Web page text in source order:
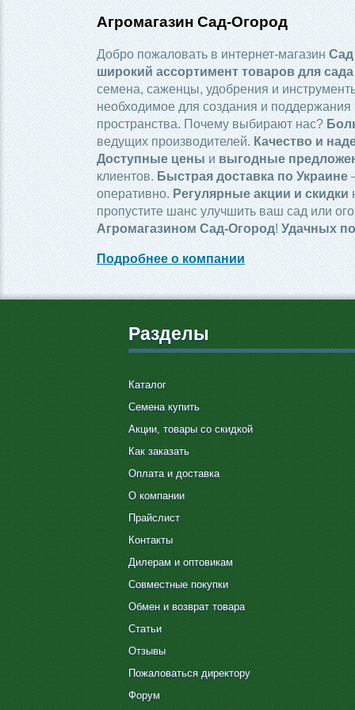
Агромагазин Сад-Огород
Добро пожаловать в интернет-магазин Сад
широкий ассортимент товаров для
семена, саженцы, удобрения и
необходимое для создания и поддержания
пространства. Почему выбирают нас?
ведущих производителей. Качество и
Доступные цены и выгодные
клиентов. Быстрая доставка по Украине
оперативно. Регулярные акции и скидки
пропустите шанс улучшить ваш сад или
Агромагазином Сад-Огород!Удачных
Подробнее о компании
Разделы
Каталог
Семена купить
Акции, товары со скидкой
Как заказать
Оплата и доставка
О компании
Прайслист
Контакты
Дилерам и оптовикам
Совместные покупки
Обмен и возврат товара
Статьи
Отзывы
Пожаловаться директору
Форум